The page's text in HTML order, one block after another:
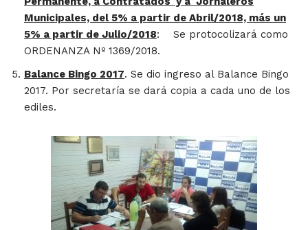
Municipales, del 5% a partir de Abril/2018, más un
5% a partir de Julio/2018: Se protocolizará como
ORDENANZA Nº 1369/2018.
Balance Bingo 2017. Se dio ingreso al Balance Bingo
2017. Por secretaría se dará copia a cada uno de los
ediles.